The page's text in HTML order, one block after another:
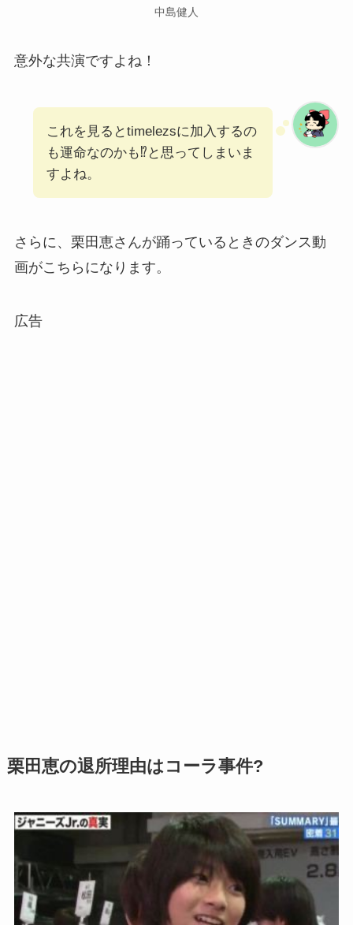
中島健人
意外な共演ですよね！
これを見るとtimelezsに加入するの
も運命なのかも⁉︎と思ってしまいま
すよね。
さらに、栗田恵さんが踊っているときのダンス動
画がこちらになります。
広告
栗田恵の退所理由はコーラ事件?